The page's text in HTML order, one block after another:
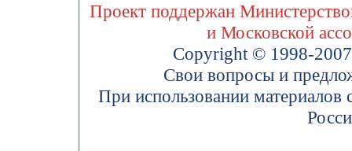
Проект поддержан
и Московской
Copyright © 1998-
Свои вопросы и
При использовании